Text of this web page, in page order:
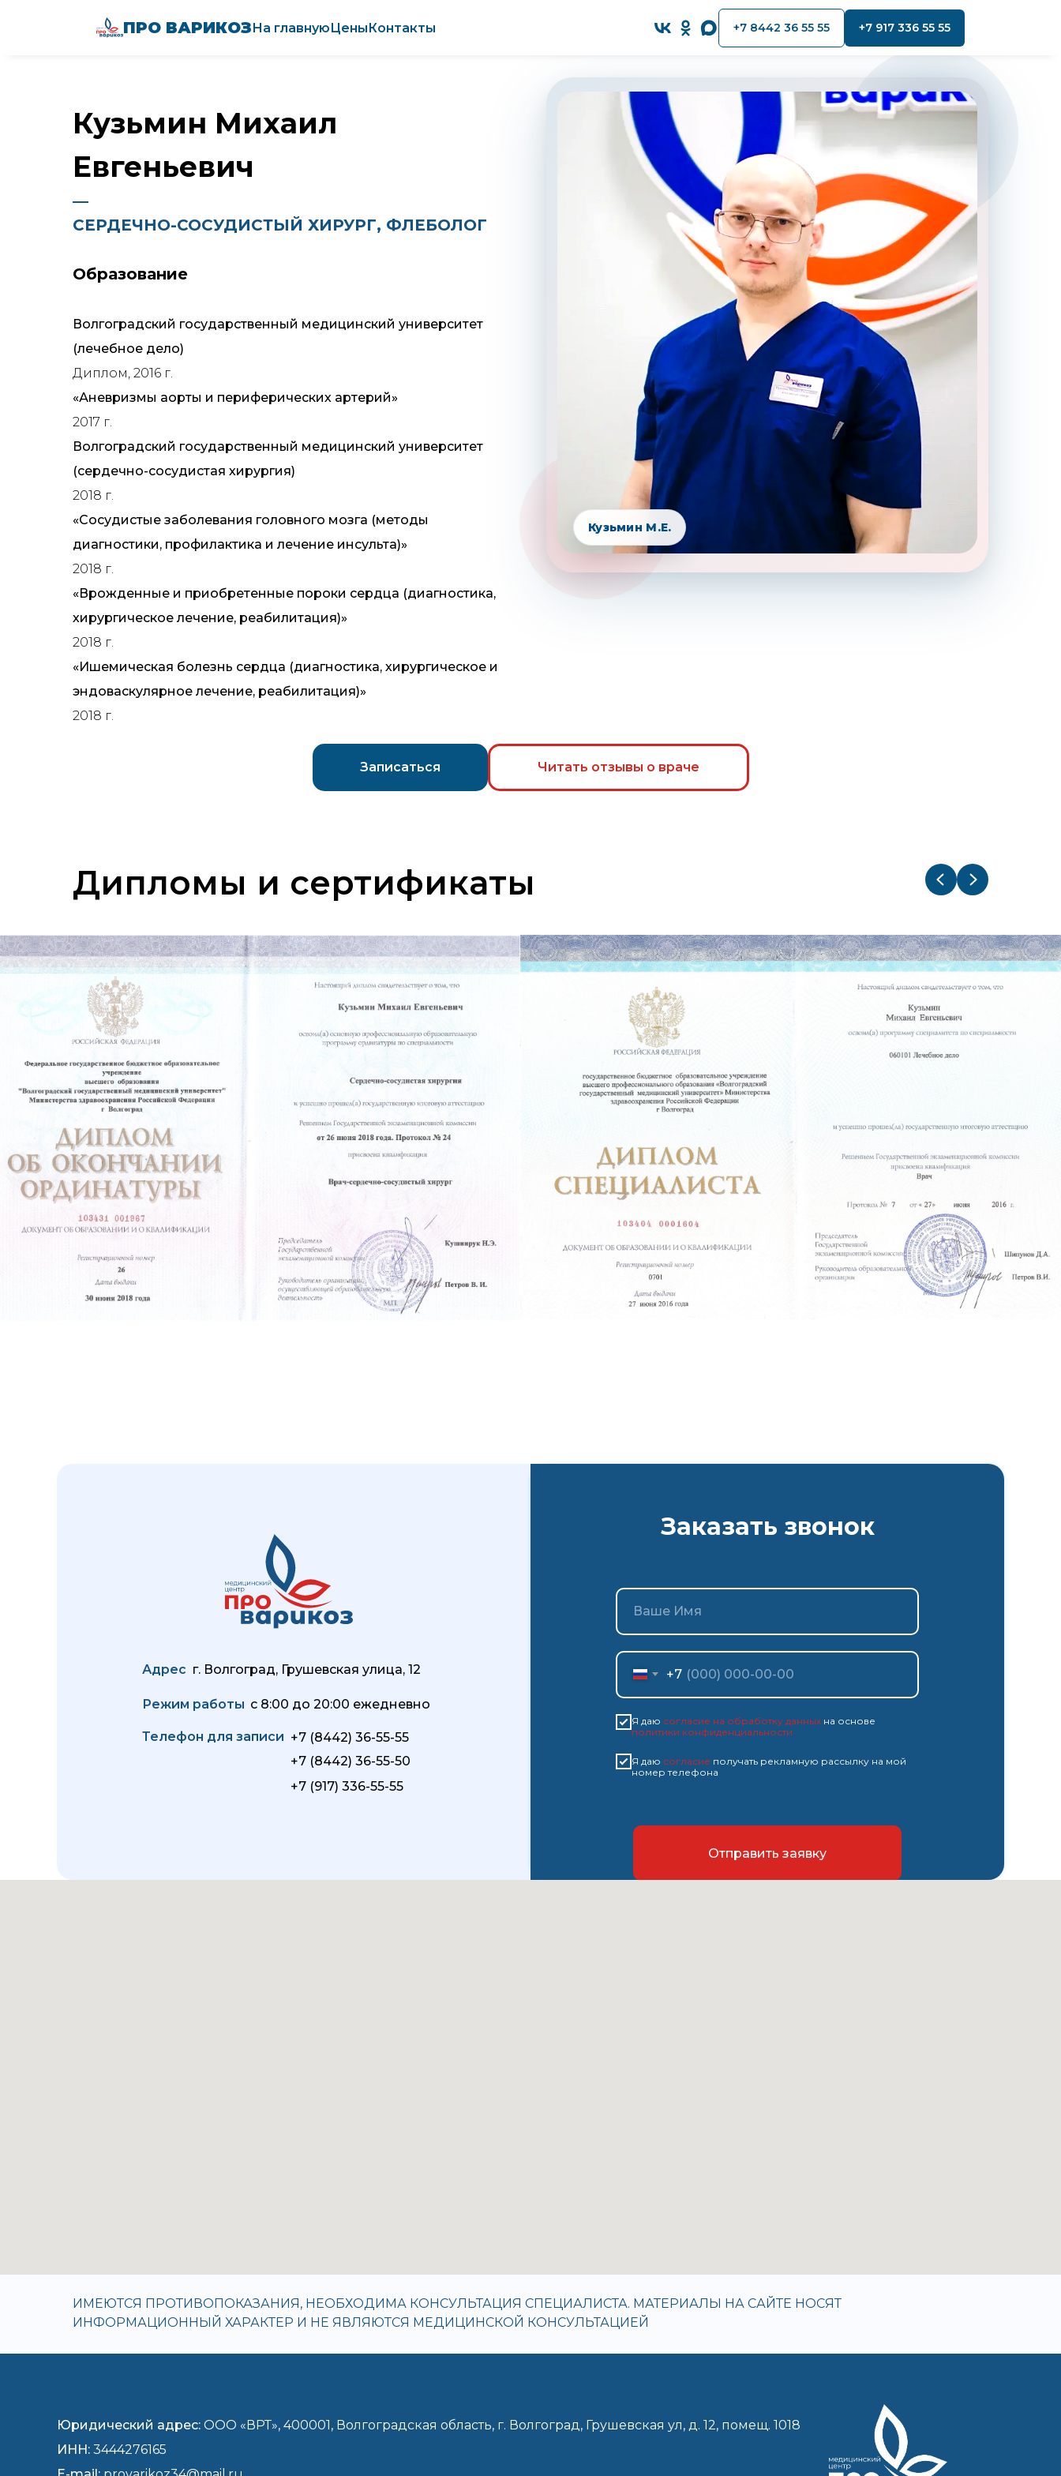
ПРО ВАРИКОЗНа главнуюЦеныКонтакты +7 8442 36 55 55 +7 917 336 55 55
Кузьмин Михаил
Евгеньевич
―
СЕРДЕЧНО-СОСУДИСТЫЙ ХИРУРГ, ФЛЕБОЛОГ
Образование
Волгоградский государственный медицинский университет
(лечебное дело)
Диплом, 2016 г.
«Аневризмы аорты и периферических артерий»
2017 г.
Волгоградский государственный медицинский университет
(сердечно-сосудистая хирургия)
2018 г.
«Сосудистые заболевания головного мозга (методы
диагностики, профилактика и лечение инсульта)»
2018 г.
«Врожденные и приобретенные пороки сердца (диагностика,
хирургическое лечение, реабилитация)»
2018 г.
«Ишемическая болезнь сердца (диагностика, хирургическое и
эндоваскулярное лечение, реабилитация)»
2018 г.
Кузьмин М.Е.
Записаться Читать отзывы о враче
Дипломы и сертификаты
+7
Я даю согласие на обработку данных на основе
политики конфиденциальности
Я даю согласие получать рекламную рассылку на мой
номер телефона
Отправить заявку
Заказать звонок
Адрес г. Волгоград, Грушевская улица, 12
Режим работы с 8:00 до 20:00 ежедневно
+7 (8442) 36-55-55
Телефон для записи
+7 (8442) 36-55-50
+7 (917) 336-55-55
ИМЕЮТСЯ ПРОТИВОПОКАЗАНИЯ, НЕОБХОДИМА КОНСУЛЬТАЦИЯ СПЕЦИАЛИСТА. МАТЕРИАЛЫ НА САЙТЕ НОСЯТ
ИНФОРМАЦИОННЫЙ ХАРАКТЕР И НЕ ЯВЛЯЮТСЯ МЕДИЦИНСКОЙ КОНСУЛЬТАЦИЕЙ
Юридический адрес: ООО «ВРТ», 400001, Волгоградская область, г. Волгоград, Грушевская ул, д. 12, помещ. 1018
ИНН: 3444276165